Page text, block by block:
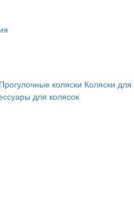
Прогулочные коляски Коляски для
для колясок